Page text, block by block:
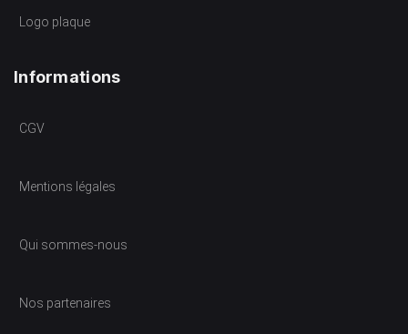
Logo plaque
Informations
CGV
Mentions légales
Qui sommes-nous
Nos partenaires